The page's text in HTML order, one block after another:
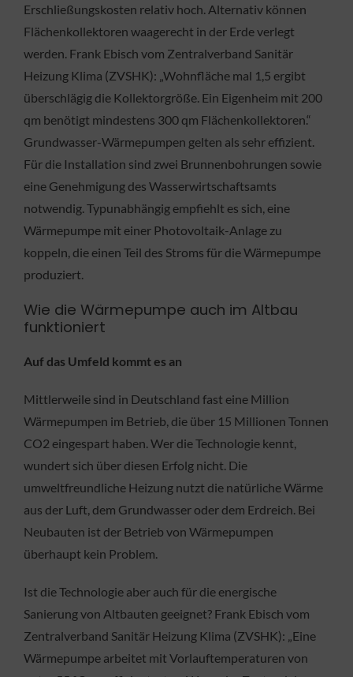
Erschließungskosten relativ hoch. Alternativ können
Flächenkollektoren waagerecht in der Erde verlegt
werden. Frank Ebisch vom Zentralverband Sanitär
Heizung Klima (ZVSHK): „Wohnfläche mal 1,5 ergibt
überschlägig die Kollektorgröße. Ein Eigenheim mit 200
qm benötigt mindestens 300 qm Flächenkollektoren.“
Grundwasser-Wärmepumpen gelten als sehr effizient.
Für die Installation sind zwei Brunnenbohrungen sowie
eine Genehmigung des Wasserwirtschaftsamts
notwendig. Typunabhängig empfiehlt es sich, eine
Wärmepumpe mit einer Photovoltaik-Anlage zu
koppeln, die einen Teil des Stroms für die Wärmepumpe
produziert.
Wie die Wärmepumpe auch im Altbau
funktioniert
Auf das Umfeld kommt es an
Mittlerweile sind in Deutschland fast eine Million
Wärmepumpen im Betrieb, die über 15 Millionen Tonnen
CO2 eingespart haben. Wer die Technologie kennt,
wundert sich über diesen Erfolg nicht. Die
umweltfreundliche Heizung nutzt die natürliche Wärme
aus der Luft, dem Grundwasser oder dem Erdreich. Bei
Neubauten ist der Betrieb von Wärmepumpen
überhaupt kein Problem.
Ist die Technologie aber auch für die energische
Sanierung von Altbauten geeignet? Frank Ebisch vom
Zentralverband Sanitär Heizung Klima (ZVSHK): „Eine
Wärmepumpe arbeitet mit Vorlauftemperaturen von